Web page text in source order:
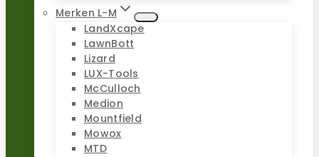
Merken L-M
LandXcape
LawnBott
Lizard
LUX-Tools
McCulloch
Medion
Mountfield
Mowox
MTD